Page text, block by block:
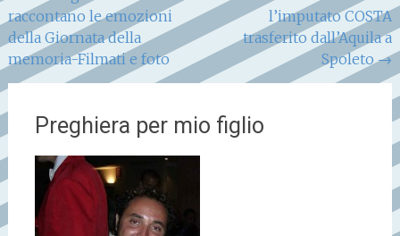
articoli
raccontano le emozioni
della Giornata della
memoria-Filmati e foto
l’imputato COSTA
trasferito dall’Aquila a
Spoleto→
Preghiera per mio figlio